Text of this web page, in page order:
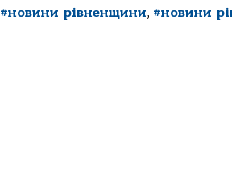
#новини рівненщини, #новини